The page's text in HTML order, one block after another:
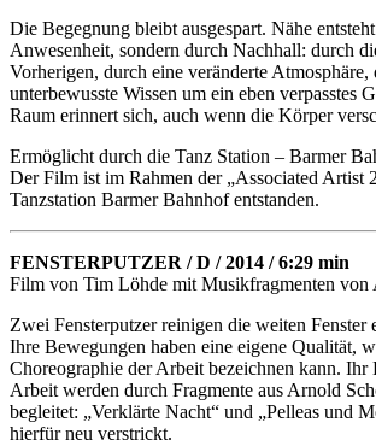
Die Begegnung bleibt ausgespart. Nähe
Anwesenheit, sondern durch Nachhall: durch
Vorherigen, durch eine veränderte Atmosphäre,
unterbewusste Wissen um ein eben verpasstes
Raum erinnert sich, auch wenn die Körper
Ermöglicht durch die Tanz Station – Barmer
Der Film ist im Rahmen der „Associated Artist
Tanzstation Barmer Bahnhof entstanden.
FENSTERPUTZER / D / 2014 / 6:29 min
Film von Tim Löhde mit Musikfragmenten von
Zwei Fensterputzer reinigen die weiten Fenster
Ihre Bewegungen haben eine eigene Qualität,
Choreographie der Arbeit bezeichnen kann. Ihr
Arbeit werden durch Fragmente aus Arnold
begleitet: „Verklärte Nacht“ und „Pelleas und
hierfür neu verstrickt.